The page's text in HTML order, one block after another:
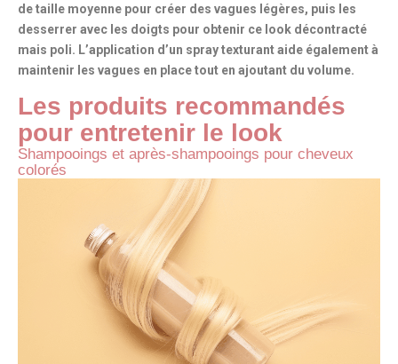
de taille moyenne pour créer des vagues légères, puis les
desserrer avec les doigts pour obtenir ce look décontracté
mais poli. L’application d’un spray texturantaide également à
maintenir les vagues en place tout en ajoutant du volume.
Les produits recommandés
pour entretenir le look
Shampooings et après-shampooings pour cheveux
colorés